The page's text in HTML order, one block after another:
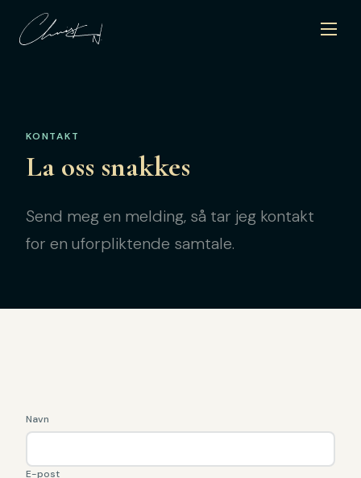
KONTAKT
La oss snakkes
Send meg en melding, så tar jeg kontakt
for en uforpliktende samtale.
Navn
E-post